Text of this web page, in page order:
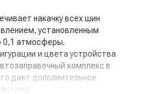
накачку всех шин
установленным
0,1 атмосферы.
и цвета устройства
комплекс в
дает дополнительное